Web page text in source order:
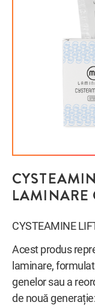
LAMINARE
CYSTEAMINE
Acest produs
laminare,
genelor sau a
de nouă